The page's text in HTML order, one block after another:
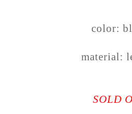
color:
material:
SOLD